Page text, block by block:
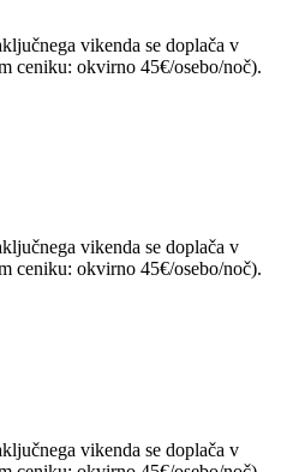
vikenda se doplača v
ceniku: okvirno 45€/osebo/noč).
vikenda se doplača v
ceniku: okvirno 45€/osebo/noč).
vikenda se doplača v